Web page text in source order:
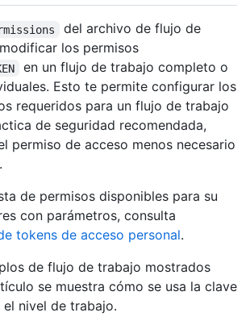
del archivo de flujo de
los permisos
en un flujo de trabajo completo o
Esto te permite configurar los
requeridos para un flujo de trabajo
de seguridad recomendada,
permiso de acceso menos necesario
.
de permisos disponibles para su
con parámetros, consulta
tokens de acceso personal.
de flujo de trabajo mostrados
se muestra cómo se usa la clave
el nivel de trabajo.